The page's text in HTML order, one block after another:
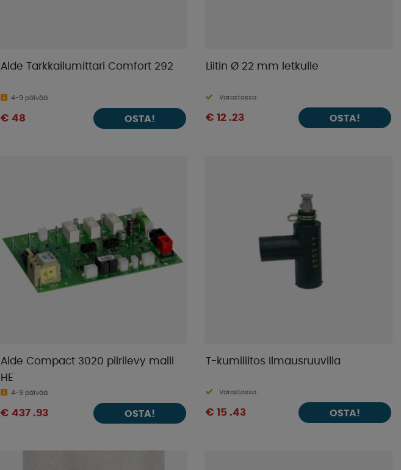
Alde Tarkkailumittari Comfort 292
4-9 päivää
€ 48 OSTA!
Liitin Ø 22 mm letkulle
Varastossa
€ 12 .23 OSTA!
Alde Compact 3020 piirilevy malli
HE
4-9 päivää
€ 437 .93 OSTA!
T-kumiliitos Ilmausruuvilla
Varastossa
€ 15 .43 OSTA!